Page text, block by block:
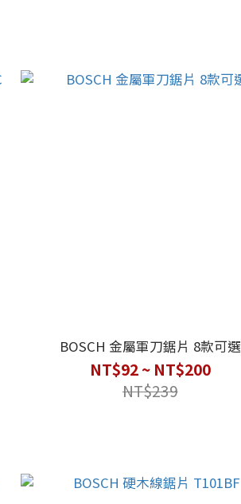
BOSCH 金屬軍刀鋸片 8款可選
NT$92 ~ NT$200
NT$239